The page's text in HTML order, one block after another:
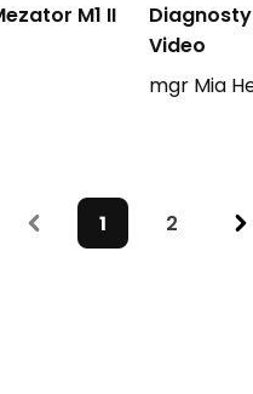
M1 II
Video
mgr Mia
1 2